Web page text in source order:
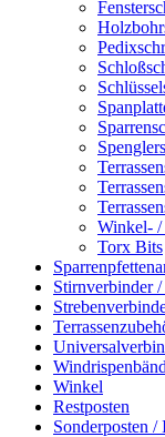
Winkel- /
Torx Bits
Stirnverbinder
Winkel
Restposten
Sonderposten /